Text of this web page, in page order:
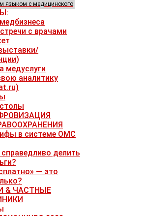
языком с медицинского
с врачами
медуслуги
аналитику
в системе ОМС
справедливо делить
— это
& ЧАСТНЫЕ